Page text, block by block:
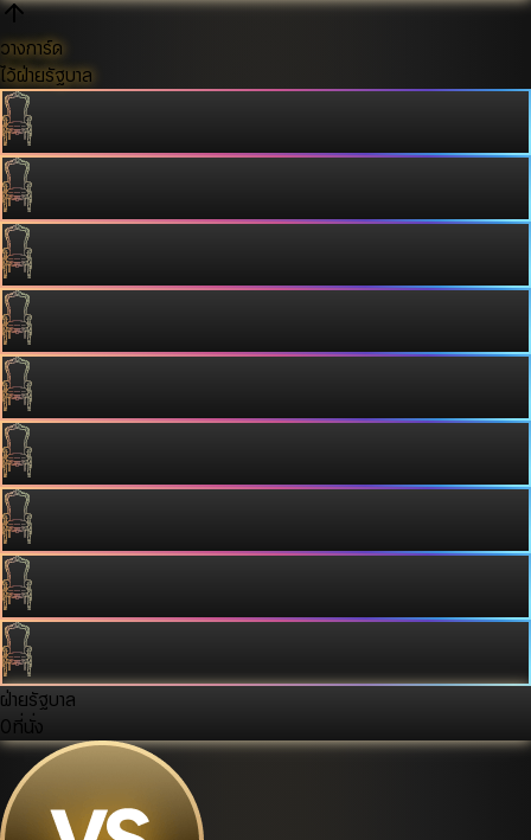
วางการ์ด
ไว้ฝ่ายรัฐบาล
ฝ่ายรัฐบาล
0ที่นั่ง